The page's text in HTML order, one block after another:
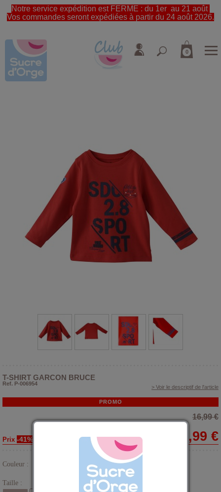
Notre service expédition est FERME : du 1er au 21 août
Vos commandes seront expédiées à partir du 24 août 2026.
0
T-SHIRT GARCON BRUCE
Ref. P-006954
> Voir le descriptif de l'article
PROMO
16,99 €
Prix -41% 9,99 €
Couleur :
Taille :